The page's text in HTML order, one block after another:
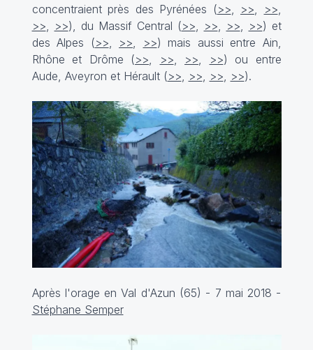
concentraient près des Pyrénées (>> >> >>
>>
>>), du Massif Central (>> >> >> >>) et
des Alpes (>> >> >>) mais aussi entre Ain,
Rhône et Drôme (>> >> >> >>) ou entre
Aude, Aveyron et Hérault (>> >> >> >>).
Après l'orage en Val d'Azun (65) - 7 mai 2018 -
Stéphane Semper